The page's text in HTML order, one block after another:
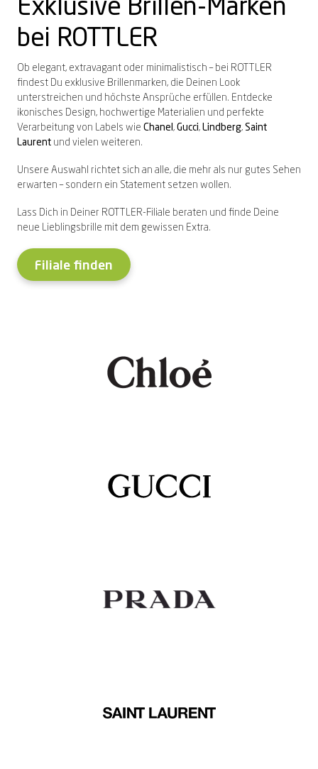
Exklusive Brillen-Marken
bei ROTTLER
Ob elegant, extravagant oder minimalistisch – bei ROTTLER
findest Du exklusive Brillenmarken, die Deinen Look
unterstreichen und höchste Ansprüche erfüllen. Entdecke
ikonisches Design, hochwertige Materialien und perfekte
Verarbeitung von Labels wie Chanel , Gucci, Lindberg, Saint
Laurent und vielen weiteren.
Unsere Auswahl richtet sich an alle, die mehr als nur gutes Sehen
erwarten – sondern ein Statement setzen wollen.
Lass Dich in Deiner ROTTLER-Filiale beraten und finde Deine
neue Lieblingsbrille mit dem gewissen Extra.
Filiale finden
Gaming-Brille
Zeiss
Hoya
Exklusive Marken
Alle Marken entdecken →
2 Brillen = 1 Preis – teilbar
1. Brille für Dich, 2. Brille für Deine
Begleitung*
2 Gläser inklusive
Bei jeder Brille & Sonnenbrille²
Alle Angebote entdecken →
Exklusive Marken
Alle Marken entdecken →
Sonnenbrille zum
Komplettpreis
Schon ab € 14,95²
Summer-Sale
Bis zu 50% sparen³
Alle Angebote entdecken →
PRECISION
Alle Marken entdecken →
LuckyLens
Deine bequeme Linsen-Flat
Zum Onlineshop
Kontaktlinsen online entdecken
Alle Angebote entdecken →
Online-Hörtest
Nulltarif-Hörgeräte
Dein HörGlück ab € 0,-⁰
Akku-Hörgeräte
Schon ab € 249,90¹
Alle Angebote entdecken →
Sorglospaket
Termin vereinbaren
Vereinbare bequem online Deinen
Termin
Brillenbonusversicherung
Schütze Deine neue Brille
Alle Leistungen entdecken →
Sommer-Gewinnspiel
Hörgeräte Nulltarif
Alle Angebote entdecken →